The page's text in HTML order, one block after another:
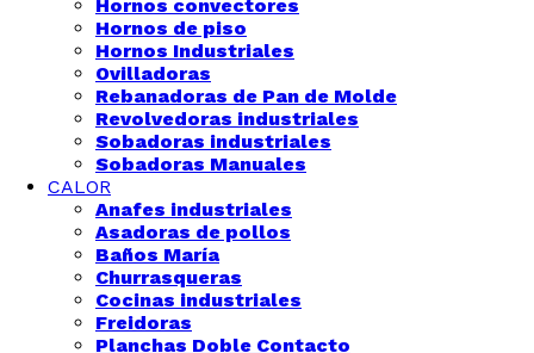
Hornos convectores
Hornos de piso
Hornos Industriales
Ovilladoras
Rebanadoras de Pan de Molde
Revolvedoras industriales
Sobadoras industriales
Sobadoras Manuales
CALOR
Anafes industriales
Asadoras de pollos
Baños María
Churrasqueras
Cocinas industriales
Freidoras
Planchas Doble Contacto